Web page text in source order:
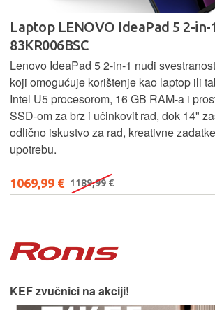
Laptop LENOVO IdeaPad 5 2-in-
83KR006BSC
Lenovo IdeaPad 5 2‑in‑1 nudi
koji omogućuje korištenje kao laptop ili
Intel U5 procesorom, 16 GB RAM-a i
SSD‑om za brz i učinkovit rad, dok 14"
odlično iskustvo za rad, kreativne
upotrebu.
1069,99 € 1189,99 €
KEF zvučnici na akciji!